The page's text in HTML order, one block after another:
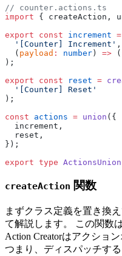
// counter.actions.ts
import { createAction,
export const increment =
  '[Counter] Increment'
,
  (
payload : number) =>
);
export const reset =
  '[Counter] Reset'
);
const actions = union ({
  increment,
  reset,
});
export type ActionsUnion
createAction 関数
まずクラス定義を置き換
て解説します。 この関数
Action Creatorはアクショ
つまり、ディスパッチす